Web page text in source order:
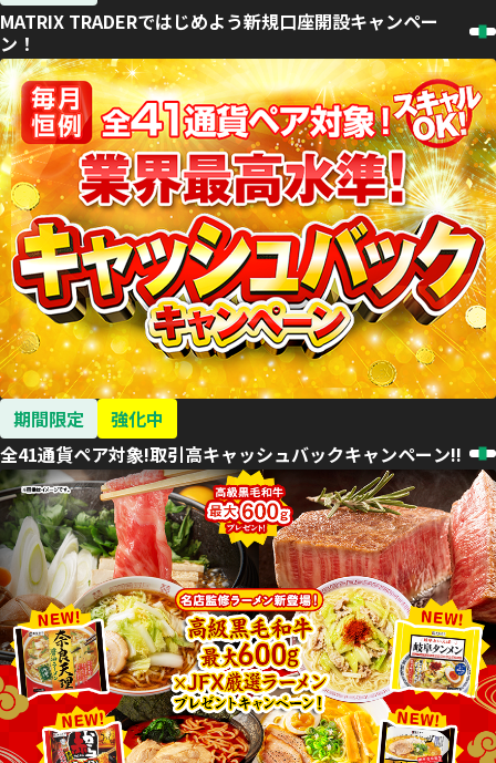
MATRIX TRADERではじめよう新規口座開設キャンペー
ン！
期間限定
強化中
全41通貨ペア対象!取引高キャッシュバックキャンペーン!!